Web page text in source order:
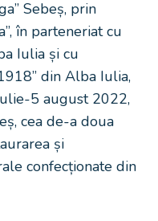
Sebeș, prin
în parteneriat cu
Iulia și cu
din Alba Iulia,
5 august 2022,
cea de-a doua
și
confecționate din